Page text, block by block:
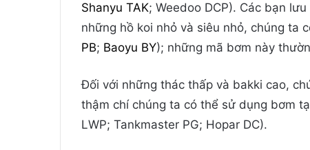
Shanyu TAK; Weedoo DCP). Các bạn
những hồ koi nhỏ và siêu nhỏ, chúng ta
PB; Baoyu BY); những mã bơm này
Đối với những thác thấp và bakki cao,
thậm chí chúng ta có thể sử dụng bơm
LWP; Tankmaster PG; Hopar DC).